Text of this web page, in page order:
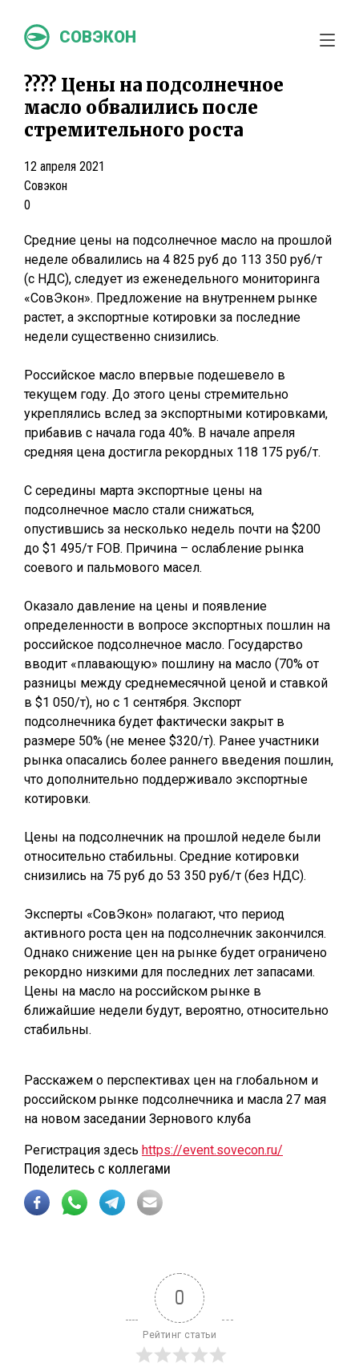
СОВЭКОН
???? Цены на подсолнечное
масло обвалились после
стремительного роста
12 апреля 2021
Совэкон
0
Средние цены на подсолнечное масло на прошлой
неделе обвалились на 4 825 руб до 113 350 руб/т
(с НДС), следует из еженедельного мониторинга
«СовЭкон». Предложение на внутреннем рынке
растет, а экспортные котировки за последние
недели существенно снизились.
Российское масло впервые подешевело в
текущем году. До этого цены стремительно
укреплялись вслед за экспортными котировками,
прибавив с начала года 40%. В начале апреля
средняя цена достигла рекордных 118 175 руб/т.
С середины марта экспортные цены на
подсолнечное масло стали снижаться,
опустившись за несколько недель почти на $200
до $1 495/т FOB. Причина – ослабление рынка
соевого и пальмового масел.
Оказало давление на цены и появление
определенности в вопросе экспортных пошлин на
российское подсолнечное масло. Государство
вводит «плавающую» пошлину на масло (70% от
разницы между среднемесячной ценой и ставкой
в $1 050/т), но с 1 сентября. Экспорт
подсолнечника будет фактически закрыт в
размере 50% (не менее $320/т). Ранее участники
рынка опасались более раннего введения пошлин,
что дополнительно поддерживало экспортные
котировки.
Цены на подсолнечник на прошлой неделе были
относительно стабильны. Средние котировки
снизились на 75 руб до 53 350 руб/т (без НДС).
Эксперты «СовЭкон» полагают, что период
активного роста цен на подсолнечник закончился.
Однако снижение цен на рынке будет ограничено
рекордно низкими для последних лет запасами.
Цены на масло на российском рынке в
ближайшие недели будут, вероятно, относительно
стабильны.
Расскажем о перспективах цен на глобальном и
российском рынке подсолнечника и масла 27 мая
на новом заседании Зернового клуба
Регистрация здесь https://event.sovecon.ru/
Поделитесь с коллегами
0
Рейтинг статьи